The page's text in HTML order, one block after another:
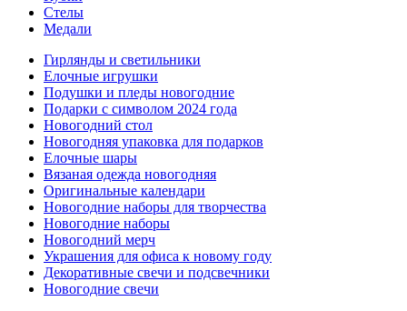
Стелы
Медали
Гирлянды и светильники
Елочные игрушки
Подушки и пледы новогодние
Подарки с символом 2024 года
Новогодний стол
Новогодняя упаковка для подарков
Елочные шары
Вязаная одежда новогодняя
Оригинальные календари
Новогодние наборы для творчества
Новогодние наборы
Новогодний мерч
Украшения для офиса к новому году
Декоративные свечи и подсвечники
Новогодние свечи